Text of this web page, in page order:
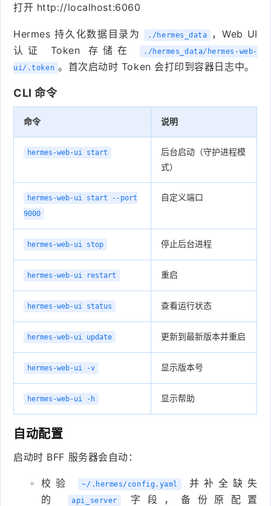
打开 http://localhost:6060
Hermes 持久化数据目录为 ./hermes_data
，Web UI
认证 Token 存储在
./hermes_data/hermes-web-
ui/.token 。首次启动时 Token 会打印到容器日志中。
CLI 命令
命令 说明
hermes-web-ui start
后台启动（守护进程模
式）
hermes-web-ui start --port
9000
自定义端口
hermes-web-ui stop 停止后台进程
hermes-web-ui restart 重启
hermes-web-ui status 查看运行状态
hermes-web-ui update 更新到最新版本并重启
hermes-web-ui -v 显示版本号
hermes-web-ui -h 显示帮助
自动配置
启动时 BFF 服务器会自动：
校验 ~/.hermes/config.yaml
并补全缺失
的
api_server
字段，备份原配置